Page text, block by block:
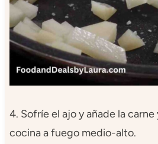
4. Sofríe el ajo y añade la
cocina a fuego medio-alto.